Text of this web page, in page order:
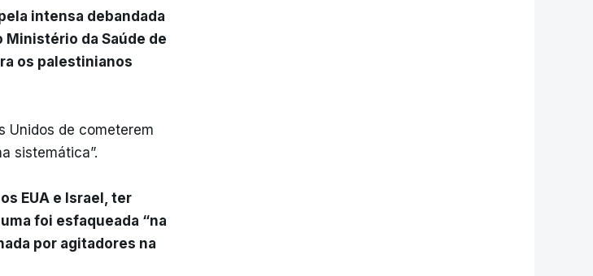
intensa debandada
Ministério da Saúde de
os palestinianos
Unidos de cometerem
sistemática”.
EUA e Israel, ter
foi esfaqueada “na
por agitadores na